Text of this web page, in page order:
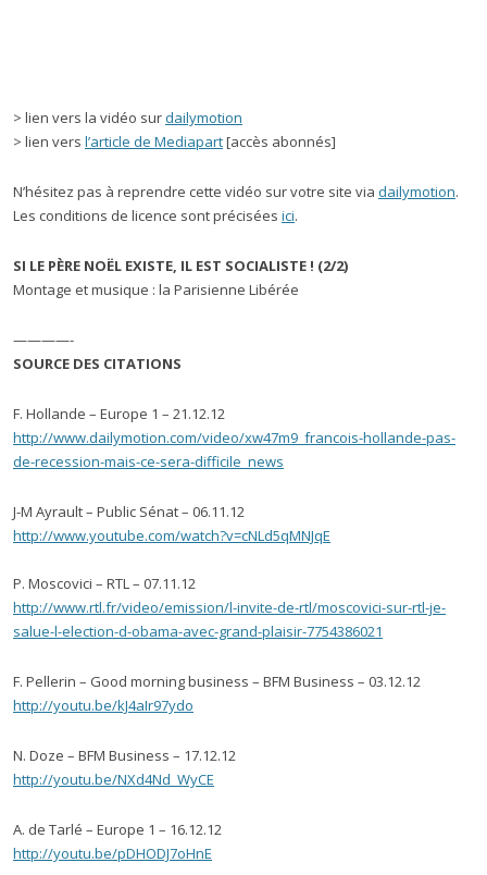
> lien vers la vidéo surdailymotion
> lien vers l’article de Mediapart[accès abonnés]
N’hésitez pas à reprendre cette vidéo sur votre site via dailymotion.
Les conditions de licence sont précisées ici.
SI LE PÈRE NOËL EXISTE, IL EST SOCIALISTE ! (2/2)
Montage et musique : la Parisienne Libérée
————-
SOURCE DES CITATIONS
F. Hollande – Europe 1 – 21.12.12
http://www.dailymotion.com/video/xw47m9_francois-hollande-pas-
de-recession-mais-ce-sera-difficile_news
J-M Ayrault – Public Sénat – 06.11.12
http://www.youtube.com/watch?v=cNLd5qMNJqE
P. Moscovici – RTL – 07.11.12
http://www.rtl.fr/video/emission/l-invite-de-rtl/moscovici-sur-rtl-je-
salue-l-election-d-obama-avec-grand-plaisir-7754386021
F. Pellerin – Good morning business – BFM Business – 03.12.12
http://youtu.be/kJ4aIr97ydo
N. Doze – BFM Business – 17.12.12
http://youtu.be/NXd4Nd_WyCE
A. de Tarlé – Europe 1 – 16.12.12
http://youtu.be/pDHODJ7oHnE